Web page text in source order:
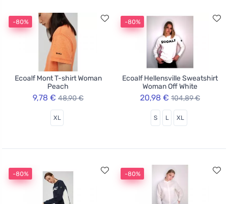
-80%
Ecoalf Mont T-shirt Woman
Peach
9,78 € 48,90 €
XL
-80%
Ecoalf Hellensville Sweatshirt
Woman Off White
20,98 € 104,89 €
S L XL
-80% -80%